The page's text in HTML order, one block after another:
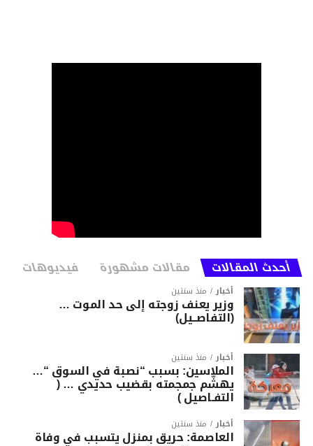
أحدث المقالات مقالات مشهورة فيديوهات
أخبار منذ سنتين
وزير يعنف زوجته إلى حد الموت …
(التفاصــيل)
أخبار منذ سنتين
الملاسين: بسبب “نصبة في السوق “…
يهشّم جمجمته بقضيب حديدي … (
التفـاصيل )
أخبار منذ سنتين
العاصمة: حريق بمنزل يتسبب في وفاة